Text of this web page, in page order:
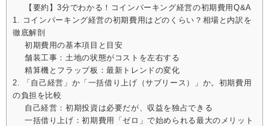
【要約】3分でわかる！コインパーキング経営の初期費用Q&A
1. コインパーキング経営の初期費用はどのくらい？相場と内訳を
徹底解剖
初期費用の基本項目と目安
舗装工事：土地の状態がコストを左右する
精算機とフラップ板：最新トレンドの変化
2. 「自己経営」か「一括借り上げ（サブリース）」か。初期費用
の負担を比較
自己経営：初期投資は必要だが、収益を独占できる
一括借り上げ：初期費用「ゼロ」で始められる最大のメリット